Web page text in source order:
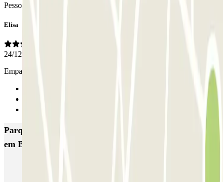
Pessoal
Elisa
24/12/2024
Empatico e onesto con i clienti. Lo consiglio vivamente
Parques de estacionamento com melhor classificação
em Bari